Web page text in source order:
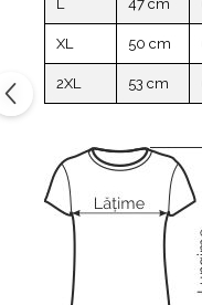
L 47 cm
XL 50 cm
2XL 53 cm